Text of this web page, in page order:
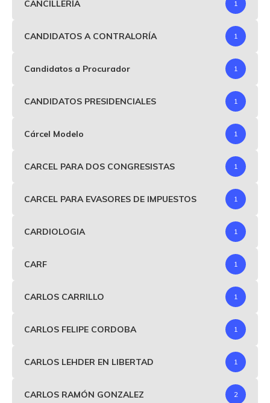
CANCILLERÍA 1
CANDIDATOS A CONTRALORÍA 1
Candidatos a Procurador 1
CANDIDATOS PRESIDENCIALES 1
Cárcel Modelo 1
CARCEL PARA DOS CONGRESISTAS 1
CARCEL PARA EVASORES DE IMPUESTOS 1
CARDIOLOGIA 1
CARF 1
CARLOS CARRILLO 1
CARLOS FELIPE CORDOBA 1
CARLOS LEHDER EN LIBERTAD 1
CARLOS RAMÓN GONZALEZ 2